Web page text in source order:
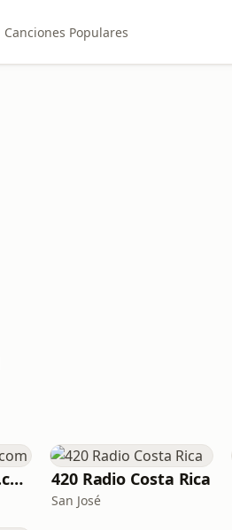
Canciones Populares
ReggaeWorldFM.com 420 Radio Costa Rica
San José